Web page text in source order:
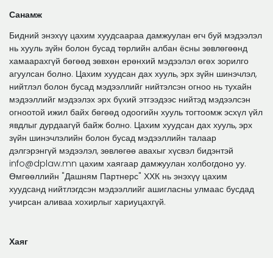
Санамж
Бидний энэхүү цахим хуудсаараа дамжуулан өгч буй мэдээлэл
нь хууль зүйн болон бусад төрлийн албан ёсны зөвлөгөөнд
хамаарахгүй бөгөөд зөвхөн ерөнхий мэдээлэл өгөх зорилго
агуулсан болно. Цахим хуудсан дах хууль, эрх зүйн шинэчлэл,
нийтлэл болон бусад мэдээллийг нийтэлсэн огноо нь тухайн
мэдээллийг мэдээлэх эрх бүхий этгээдээс нийтэд мэдээлсэн
огноотой ижил байх бөгөөд одоогийн хууль тогтоомж эсхүл үйл
явдлыг дурдаагүй байж болно. Цахим хуудсан дах хууль, эрх
зүйн шинэчлэлийн болон бусад мэдээллийн талаар
дэлгэрэнгүй мэдээлэл, зөвлөгөө авахыг хүсвэл бидэнтэй
info@dplaw.mn цахим хаягаар дамжуулан холбогдоно уу.
Өмгөөллийн "Дашням Партнерс" ХХК нь энэхүү цахим
хуудсанд нийтлэгдсэн мэдээллийг ашигласны улмаас бусдад
учирсан аливаа хохирлыг хариуцахгүй.
Хаяг